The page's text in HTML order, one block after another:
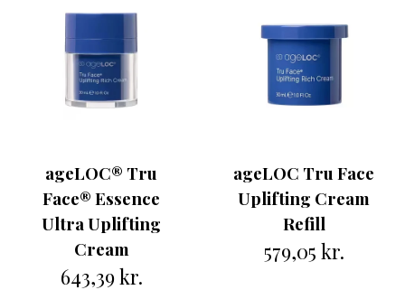
ageLOC® Tru
Face® Essence
Ultra Uplifting
Cream
643,39 kr.
ageLOC Tru Face
Uplifting Cream
Refill
579,05 kr.